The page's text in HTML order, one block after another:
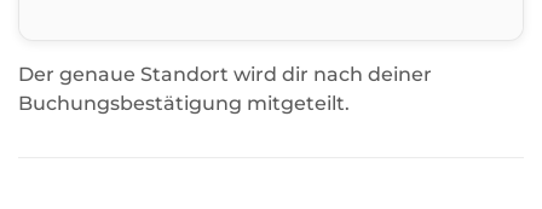
Der genaue Standort wird dir nach deiner
Buchungsbestätigung mitgeteilt.